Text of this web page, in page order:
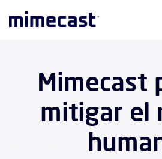
Mimecast
mitigar el